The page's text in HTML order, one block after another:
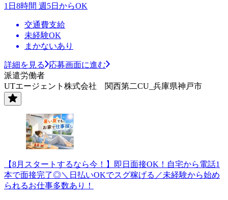
1日8時間 週5日からOK
交通費支給
未経験OK
まかないあり
詳細を見る
応募画面に進む
派遣労働者
UTエージェント株式会社 関西第二CU_兵庫県神戸市
【8月スタートするなら今！】即日面接OK！自宅から電話1
本で面接完了◎＼日払いOKでスグ稼げる／未経験から始め
られるお仕事多数あり！